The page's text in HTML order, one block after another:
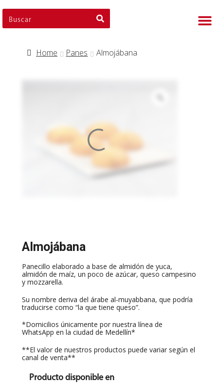
Home Panes Almojábana
Almojábana
Panecillo elaborado a base de almidón de yuca,
almidón de maíz, un poco de azúcar, queso campesino
y mozzarella.
Su nombre deriva del árabe al-muyabbana, que podría
traducirse como “la que tiene queso”.
*Domicilios únicamente por nuestra línea de
WhatsApp en la ciudad de Medellín*
**El valor de nuestros productos puede variar según el
canal de venta**
Producto disponible en